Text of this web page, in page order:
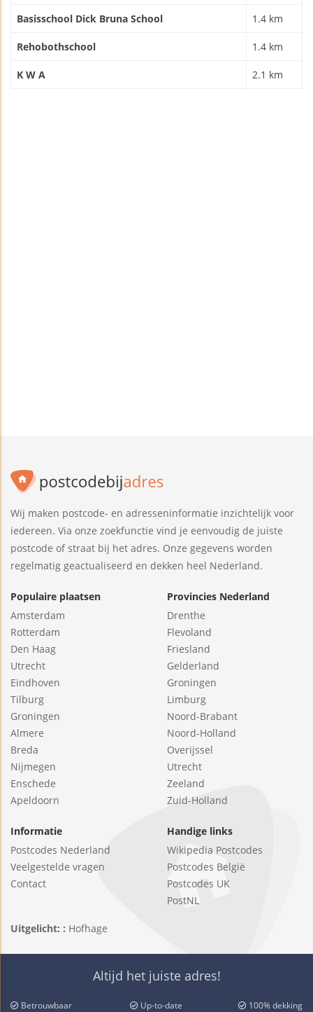
Basisschool Dick Bruna School 1.4 km
Rehobothschool 1.4 km
K W A 2.1 km
Wij maken postcode- en adresseninformatie inzichtelijk voor
iedereen. Via onze zoekfunctie vind je eenvoudig de juiste
postcode of straat bij het adres. Onze gegevens worden
regelmatig geactualiseerd en dekken heel Nederland.
Populaire plaatsen
Amsterdam
Rotterdam
Den Haag
Utrecht
Eindhoven
Tilburg
Groningen
Almere
Breda
Nijmegen
Enschede
Apeldoorn
Provincies Nederland
Drenthe
Flevoland
Friesland
Gelderland
Groningen
Limburg
Noord-Brabant
Noord-Holland
Overijssel
Utrecht
Zeeland
Zuid-Holland
Informatie
Postcodes Nederland
Veelgestelde vragen
Contact
Handige links
Wikipedia Postcodes
Postcodes België
Postcodes UK
PostNL
Uitgelicht: : Hofhage
Altijd het juiste adres!
Betrouwbaar Up-to-date 100% dekking